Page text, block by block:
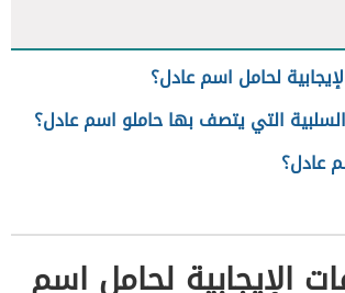
لحامل اسم عادل؟
التي يتصف بها حاملو اسم عادل؟
عادل؟
الإيجابية لحامل اسم